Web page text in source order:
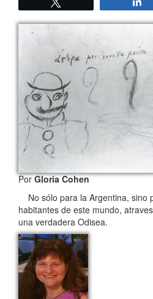
PorGloria Cohen
No sólo para la Argentina, sino
habitantes de este mundo,
una verdadera Odisea.